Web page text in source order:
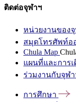
ติดต่อจุฬาฯ
หน่วยงานของ
สมุดโทรศัพท์อ
Chula Map
แผนที่และการเ
ร่วมงานกับจุฬา
การศึกษา